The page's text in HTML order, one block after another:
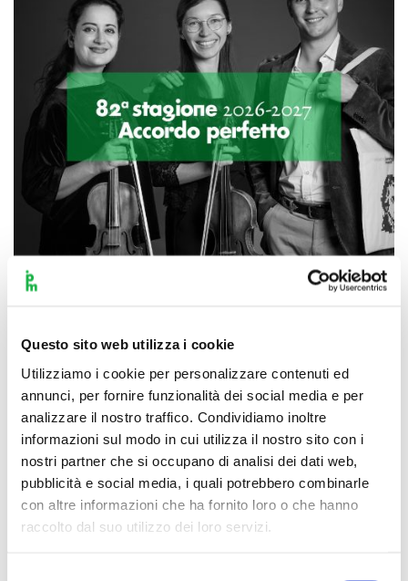
Questo sito web utilizza i cookie
Utilizziamo i cookie per personalizzare contenuti ed
annunci, per fornire funzionalità dei social media e per
analizzare il nostro traffico. Condividiamo inoltre
informazioni sul modo in cui utilizza il nostro sito con i
nostri partner che si occupano di analisi dei dati web,
pubblicità e social media, i quali potrebbero combinarle
con altre informazioni che ha fornito loro o che hanno
raccolto dal suo utilizzo dei loro servizi.